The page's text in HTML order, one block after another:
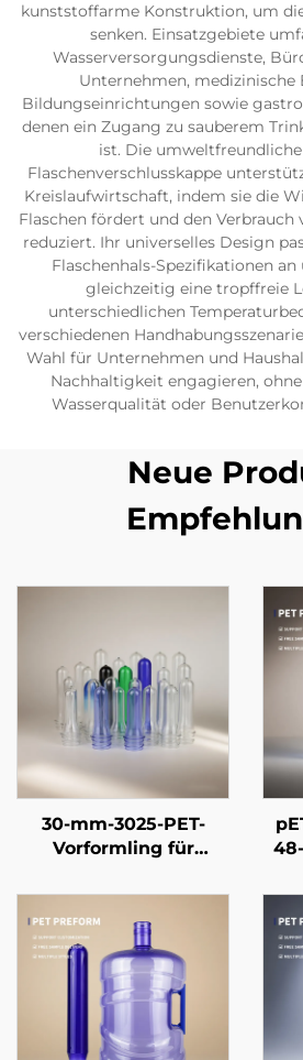
kunststoffarme Konstruktion, um
senken. Einsatzgebiete
Wasserversorgungsdienste,
Unternehmen, medizinische
Bildungseinrichtungen sowie
denen ein Zugang zu sauberem
ist. Die
Flaschenverschlusskappe
Kreislaufwirtschaft, indem sie die
Flaschen fördert und den
reduziert. Ihr universelles Design
Flaschenhals-Spezifikationen
gleichzeitig eine tropffreie
unterschiedlichen
verschiedenen
Wahl für Unternehmen und
Nachhaltigkeit engagieren,
Wasserqualität oder
Neue
30-mm-3025-PET-
Vorformling für
Getränkeflaschen – 13
g bis 55 g | 100 %
reines,
lebensmittelgeeignetes
PET